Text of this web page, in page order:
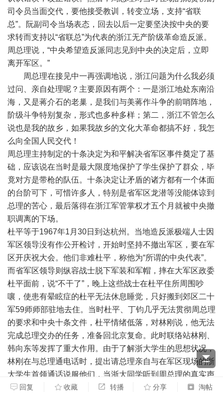
司令员当面交代，要他接受教训，转变立场，支持“省联
总”。阮副司令当场表态，回去以后一定要坚决按中央的要
求转而支持以“省联总”为代表的浙江无产阶级革命造反派。
周总理说，“中央希望造反派同志见到中央的决定后，立即
离开军区。”
周总理在接见中一再强调地说，浙江问题为什么我必须
过问、亲自处理呢？主要原因有两个：一是浙江地处东南沿
海，又是蒋介石的老巢，是我们与美蒋作斗争的前哨阵地，
阶级斗争特别复杂，形式也多种多样；第二，浙江不管怎么
说也是我的故乡，如果我故乡的文化大革命都搞不好，我怎
么向全国人民交代！
周总理主持制定的十条决定为和平解决省军区事件奠定了基
础，应该说在当时是最大限度地保护了学生保护了群众，毕
竟对方是带枪的队伍。十条决定让矛盾的诸方都有一个体面
的台阶可下，可惜许多人，特别是省军区龙潜等没能体谅到
总理的苦心，最后落得在浙江军管掌权才五个月就被中央撤
职调离的下场。
杜平等于1967年1月30日到达杭州。当地造反派极端人士因
军区领导没有作公开检讨，开始时坚持不撤出军区，要在军
区开庆祝大会。他们非难杜平，称他为“所谓的中央代表”。
而省军区领导则纵容战士脱下军装和军帽，摔在大军区政委
杜平面前，说“不干了”，晚上这些战士在杜平住所周围吵
嚷，使患有晕眩症的杜平无法休息睡觉，只好搬到郊区二十
军59师师部驻地去住。当时杜平、丁钧几乎无法贯彻周总理
的要求和中央十条文件，杜平情绪低落，对林刚说，他无法
完成总理交办的任务，准备回北京复命。此时联络站林刚、
韩向东等发挥了重大作用。由于了解浙大学生的思想状况，
林刚在与总理通电话时，提出请总理亲自与在军区现场的浙
大学生首领通话说服他们，当浙大同学听到周总理的真实声
音，要求其顾全大局从军区大院撤走时，他们折服于周总理
回复 收藏 转播 分享 淘帖